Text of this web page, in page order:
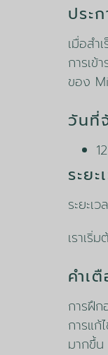
ประ
เมื่อส
การเ
ของ
วันที่
ระยะ
ระยะเ
เราเริ่
คำเ
การฝึก
การแ
มากขึ้น